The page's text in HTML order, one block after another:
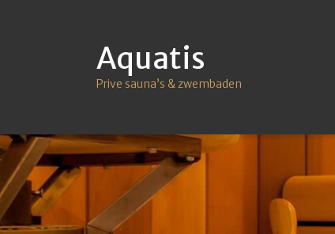
Aquatis
Prive sauna’s & zwembaden